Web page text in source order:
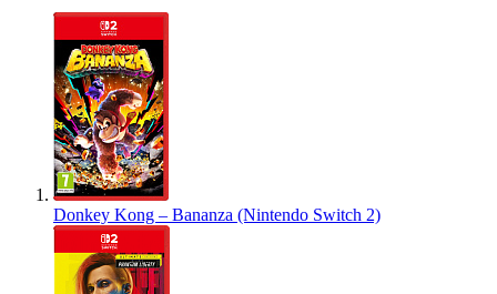
Donkey Kong – Bananza (Nintendo Switch 2)